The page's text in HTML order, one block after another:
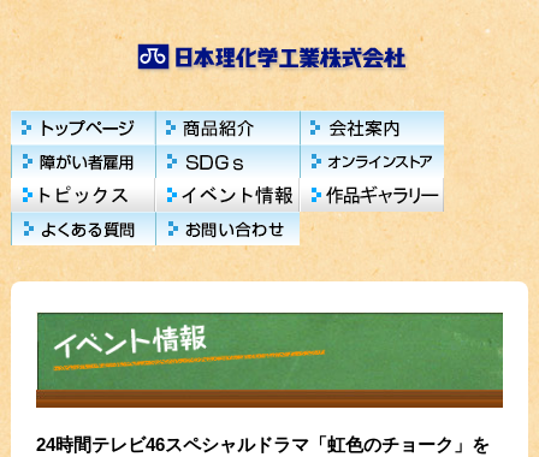
24時間テレビ46スペシャルドラマ「虹色のチョーク」を